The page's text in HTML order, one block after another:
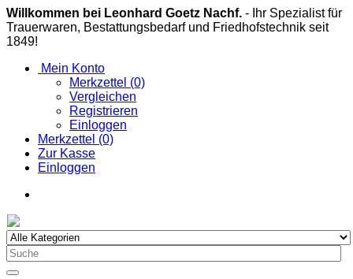
Willkommen bei Leonhard Goetz Nachf. - Ihr Spezialist für
Trauerwaren, Bestattungsbedarf und Friedhofstechnik seit
1849!
Mein Konto
Merkzettel (0)
Vergleichen
Registrieren
Einloggen
Merkzettel (0)
Zur Kasse
Einloggen